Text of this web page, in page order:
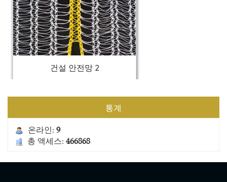
통계
온라인: 9
총 액세스: 466868